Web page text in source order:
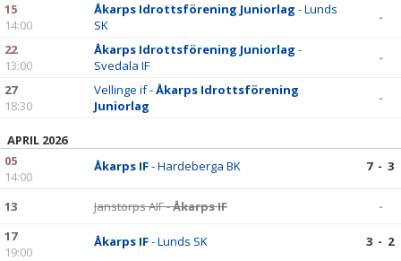
15
14:00
Åkarps Idrottsförening Juniorlag - Lunds
SK
-
22
13:00
Åkarps Idrottsförening Juniorlag -
Svedala IF
-
27
18:30
Vellinge if -Åkarps Idrottsförening
Juniorlag
-
APRIL 2026
05
14:00
Åkarps IF- Hardeberga BK 7 - 3
13 Janstorps AIF -Åkarps IF
-
17
19:00
Åkarps IF- Lunds SK 3 - 2